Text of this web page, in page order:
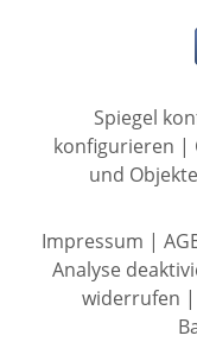
Spiegel
konfigurieren |
und
Impressum |
Analyse
widerrufen |